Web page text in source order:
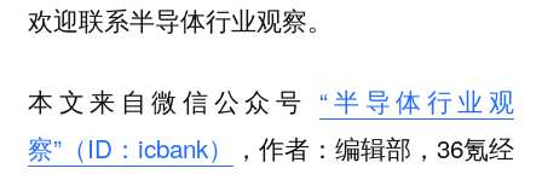
欢迎联系半导体行业观察。
本文来自微信公众号 “半导体行业观
察”（ID：icbank）
，作者：编辑部，36氪经